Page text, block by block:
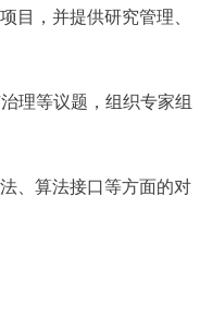
目，并提供研究管理、
理等议题，组织专家组
、算法接口等方面的对